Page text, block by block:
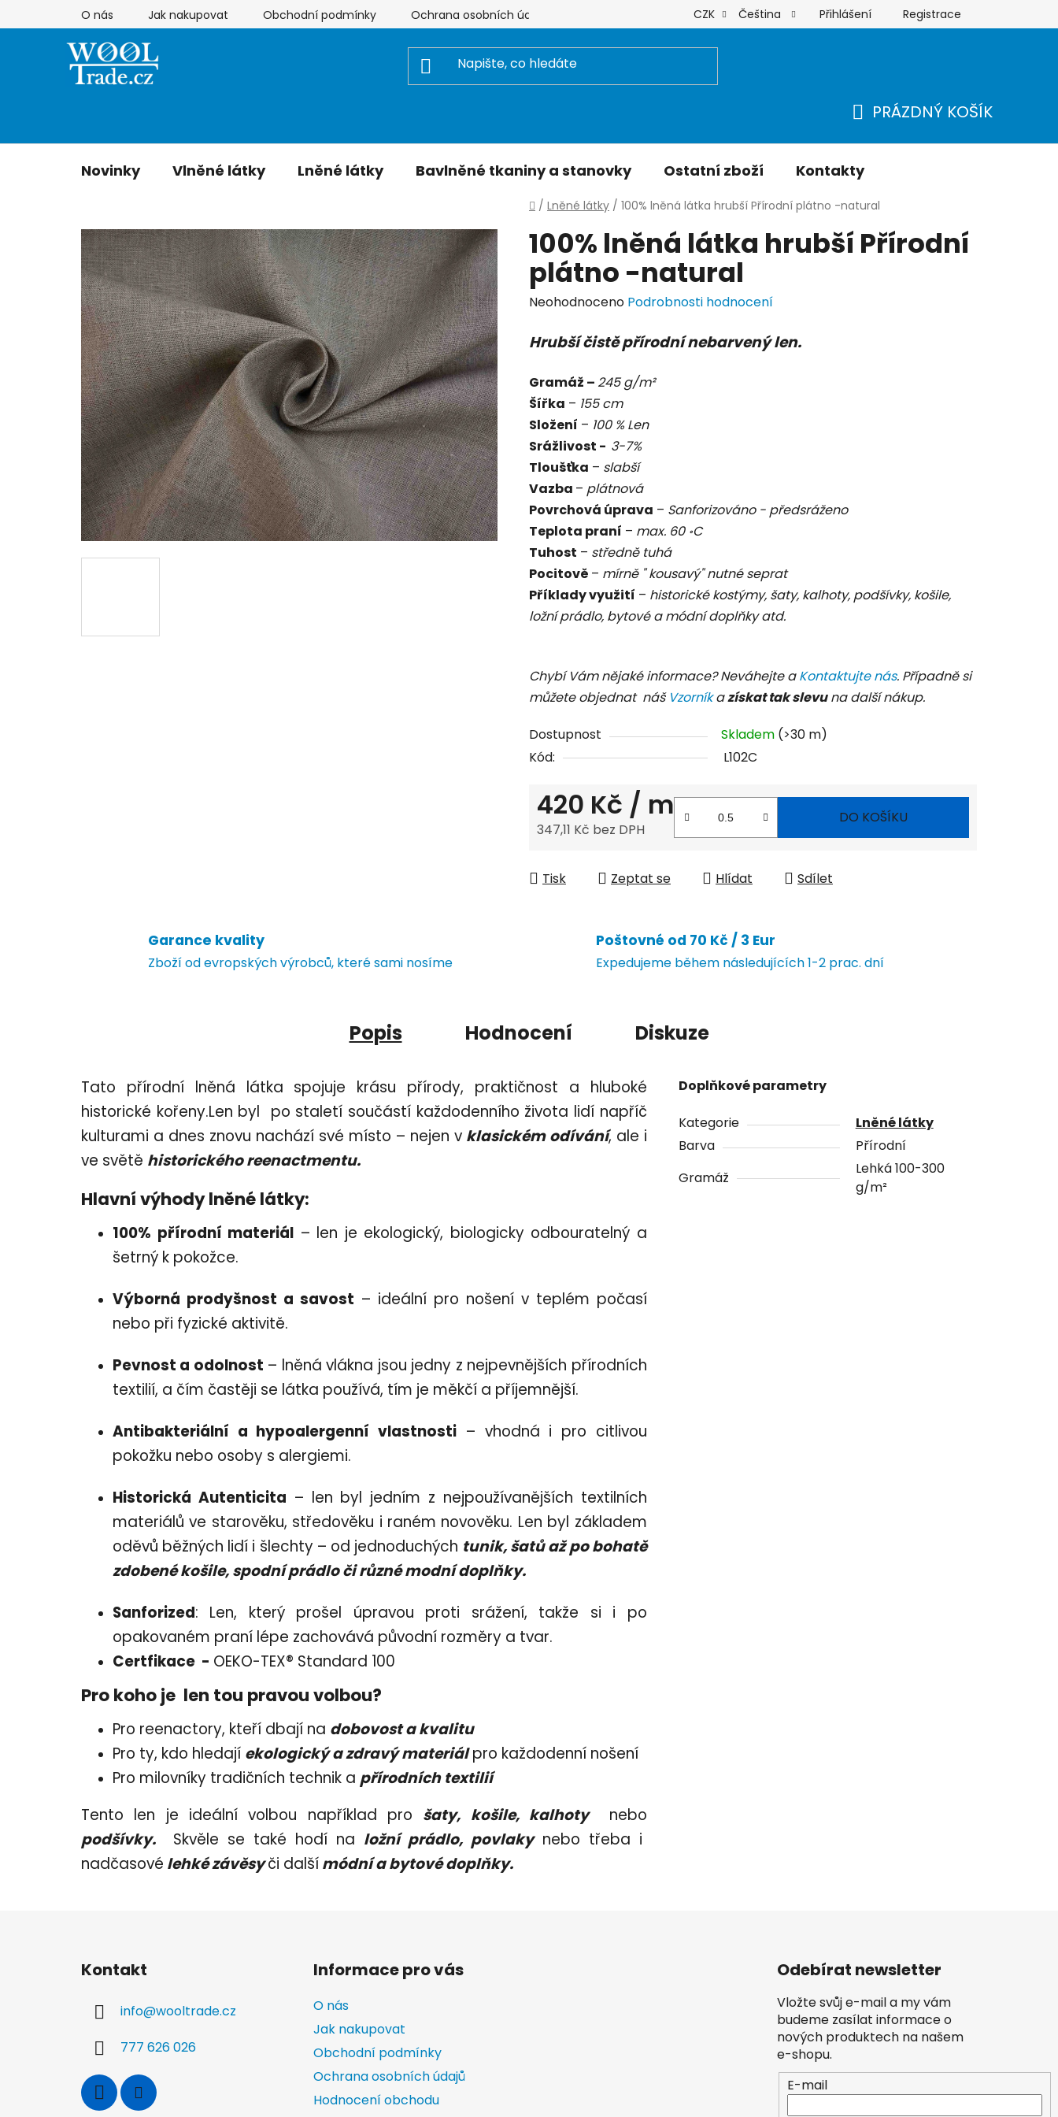
na
O nás Jak nakupovat Obchodní podmínky Ochrana osobních údajů Hodnocení obchodu Moje objednávka
CZK Čeština Přihlášení Registrace
KOŠÍK
PRÁZDNÝ KOŠÍK
Novinky Vlněné látky Lněné látky Bavlněné tkaniny a stanovky Ostatní zboží Kontakty
Domů
/ Lněné látky / 100% lněná látka hrubší Přírodní plátno -natural
100% lněná látka hrubší Přírodní
plátno -natural
Průměrné
produktu
0,0
z
5
hvězdiček.
Neohodnoceno Podrobnosti hodnocení
Hrubší čistě přírodní nebarvený len.
Gramáž – 245 g/m²
Šířka – 155 cm
Složení – 100 % Len
Srážlivost - 3-7%
Tloušťka – slabší
Vazba – plátnová
Povrchová úprava – Sanforizováno - předsráženo
Teplota praní – max. 60 ॰C
Tuhost – středně tuhá
Pocitově – mírně " kousavý" nutné seprat
Příklady využití – historické kostýmy, šaty, kalhoty, podšívky, košile,
ložní prádlo, bytové a módní doplňky atd.
Chybí Vám nějaké informace? Neváhejte aKontaktujte nás. Případně si
můžete objednat náš Vzorníkazískat tak slevuna další nákup.
Dostupnost Skladem (>30 m)
Kód:
L102C
420 Kč / m
347,11 Kč bez DPH
DO KOŠÍKU
Tisk Zeptat se Hlídat Sdílet
Garance kvality
Zboží od evropských výrobců, které sami nosíme
Poštovné od 70 Kč / 3 Eur
Expedujeme během následujících 1-2 prac. dní
Popis Hodnocení Diskuze
Tato přírodní lněná látka spojuje krásu přírody, praktičnost a hluboké
historické kořeny.Len byl po staletí součástí každodenního života lidí napříč
kulturami a dnes znovu nachází své místo – nejen vklasickém odívání, ale i
ve světě historického reenactmentu.
Hlavní výhody lněné látky:
100% přírodní materiál – len je ekologický, biologicky odbouratelný a
šetrný k pokožce.
Výborná prodyšnost a savost – ideální pro nošení v teplém počasí
nebo při fyzické aktivitě.
Pevnost a odolnost – lněná vlákna jsou jedny z nejpevnějších přírodních
textilií, a čím častěji se látka používá, tím je měkčí a příjemnější.
Antibakteriální a hypoalergenní vlastnosti – vhodná i pro citlivou
pokožku nebo osoby s alergiemi.
Historická Autenticita – len byl jedním z nejpoužívanějších textilních
materiálů ve starověku, středověku i raném novověku. Len byl základem
oděvů běžných lidí i šlechty – od jednoduchých tunik, šatů až po bohatě
zdobené košile, spodní prádlo či různé modní doplňky.
Sanforized: Len, který prošel úpravou proti srážení, takže si i po
opakovaném praní lépe zachovává původní rozměry a tvar.
Certfikace - OEKO-TEX® Standard 100
Pro koho je len tou pravou volbou?
Pro reenactory, kteří dbají na dobovost a kvalitu
Pro ty, kdo hledají ekologický a zdravý materiálpro každodenní nošení
Pro milovníky tradičních technik a přírodních textilií
Tento len je ideální volbou například pro šaty, košile, kalhoty
nebo
podšívky. Skvěle se také hodí na ložní prádlo, povlaky nebo třeba i
nadčasové lehké závěsyči dalšímódní a bytové doplňky.
Doplňkové parametry
Kategorie
Lněné látky
Barva
Přírodní
Gramáž
Lehká 100-300
g/m²
Kontakt
info@wooltrade.cz
777 626 026
Informace pro vás
O nás
Jak nakupovat
Obchodní podmínky
Ochrana osobních údajů
Hodnocení obchodu
Odebírat newsletter
Vložte svůj e-mail a my vám
budeme zasílat informace o
nových produktech na našem
e-shopu.
E-mail